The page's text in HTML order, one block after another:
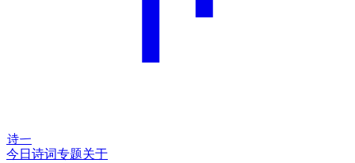
诗一
今日 诗词专题关于